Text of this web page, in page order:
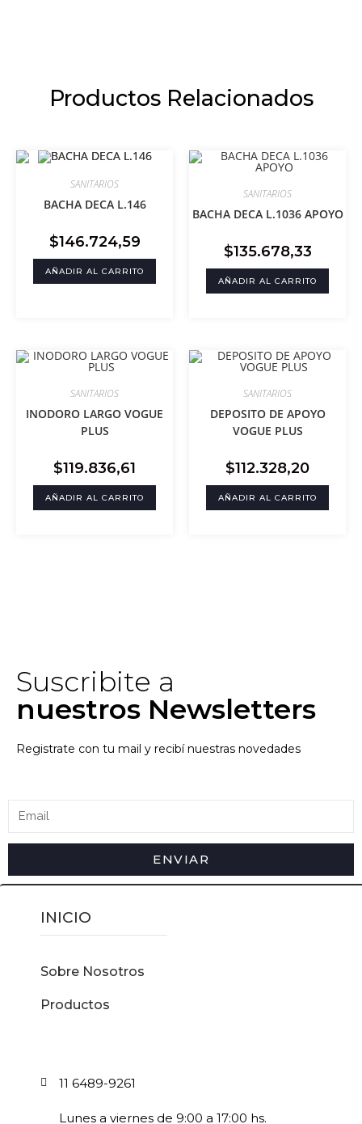
Productos Relacionados
SANITARIOS
BACHA DECA L.146
$146.724,59
AÑADIR AL CARRITO
SANITARIOS
BACHA DECA L.1036 APOYO
$135.678,33
AÑADIR AL CARRITO
SANITARIOS
INODORO LARGO VOGUE
PLUS
$119.836,61
AÑADIR AL CARRITO
SANITARIOS
DEPOSITO DE APOYO
VOGUE PLUS
$112.328,20
AÑADIR AL CARRITO
Suscribite a
nuestros Newsletters
Registrate con tu mail y recibí nuestras novedades
ENVIAR
INICIO
Sobre Nosotros
Productos
11 6489-9261
Lunes a viernes de 9:00 a 17:00 hs.